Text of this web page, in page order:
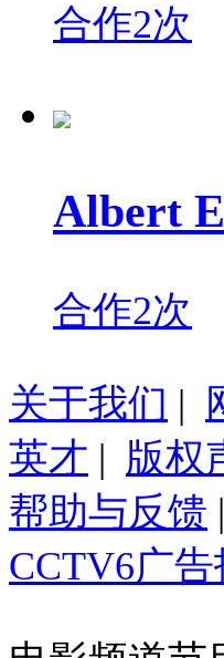
合作2次
Albert
合作2次
关于我们 |
英才 | 版权
帮助与反馈 |
CCTV6广